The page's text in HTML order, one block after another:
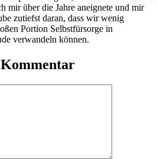
mir über die Jahre aneignete und mir
zutiefst daran, dass wir wenig
Portion Selbstfürsorge in
verwandeln können.